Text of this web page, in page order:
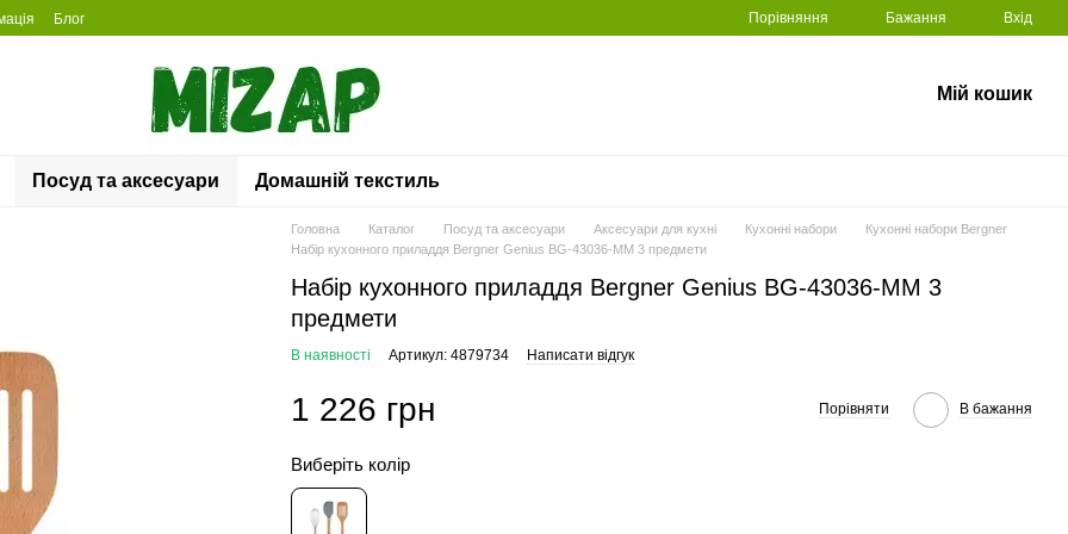
Блог Порівняння Бажання Вхід
Мій кошик
Посуд та аксесуари Домашній текстиль
Головна Каталог Посуд та аксесуари Аксесуари для кухні Кухонні набори
Кухонні набори Bergner
Набір кухонного приладдя Bergner Genius BG-43036-MM 3 предмети
Набір кухонного приладдя Bergner Genius BG-43036-MM 3
предмети
В наявності Артикул: 4879734 Написати відгук
1 226 грн Порівняти В бажання
Виберіть колір